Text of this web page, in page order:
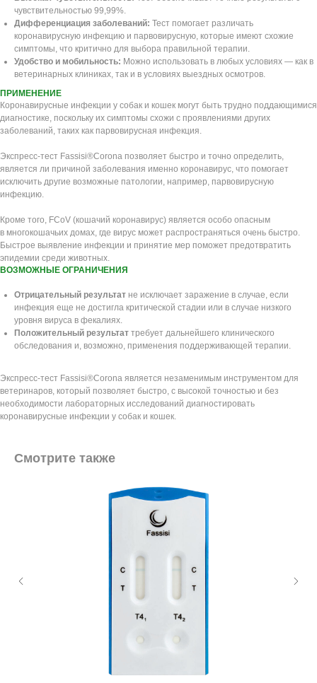
чувствительностью 99,99%.
Дифференциация заболеваний: Тест помогает различать
коронавирусную инфекцию и парвовирусную, которые имеют схожие
симптомы, что критично для выбора правильной терапии.
Удобство и мобильность: Можно использовать в любых условиях — как в
ветеринарных клиниках, так и в условиях выездных осмотров.
ПРИМЕНЕНИЕ
Коронавирусные инфекции у собак и кошек могут быть трудно поддающимися
диагностике, поскольку их симптомы схожи с проявлениями других
заболеваний, таких как парвовирусная инфекция.
Экспресс-тест Fassisi®Corona позволяет быстро и точно определить,
является ли причиной заболевания именно коронавирус, что помогает
исключить другие возможные патологии, например, парвовирусную
инфекцию.
Кроме того, FCoV (кошачий коронавирус) является особо опасным
в многокошачьих домах, где вирус может распространяться очень быстро.
Быстрое выявление инфекции и принятие мер поможет предотвратить
эпидемии среди животных.
ВОЗМОЖНЫЕ ОГРАНИЧЕНИЯ
Отрицательный результат не исключает заражение в случае, если
инфекция еще не достигла критической стадии или в случае низкого
уровня вируса в фекалиях.
Положительный результат требует дальнейшего клинического
обследования и, возможно, применения поддерживающей терапии.
Экспресс-тест Fassisi®Corona является незаменимым инструментом для
ветеринаров, который позволяет быстро, с высокой точностью и без
необходимости лабораторных исследований диагностировать
коронавирусные инфекции у собак и кошек.
Смотрите также